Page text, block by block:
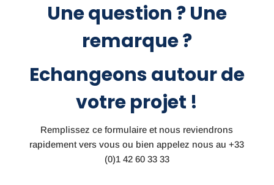
Une question ? Une
remarque ?
Echangeons autour de
votre projet !
Remplissez ce formulaire et nous reviendrons
rapidement vers vous ou bien appelez nous au+33
(0)1 42 60 33 33